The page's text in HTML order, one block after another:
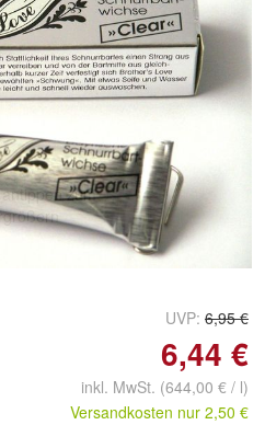
zum
UVP: 6,95 €
6,44 €
inkl. MwSt. (644,00 € / l)
Versandkosten nur 2,50 €